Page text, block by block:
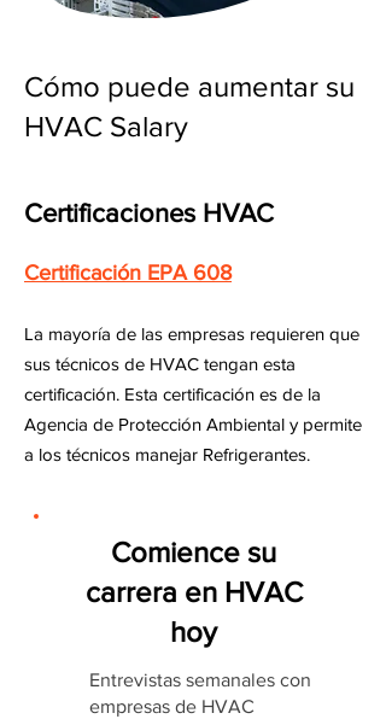
Cómo puede aumentar su
HVAC Salary
Certificaciones HVAC
Certificación EPA 608
La mayoría de las empresas requieren que
sus técnicos de HVAC tengan esta
certificación. Esta certificación es de la
Agencia de Protección Ambiental y permite
a los técnicos manejar Refrigerantes.
Comience su
carrera en HVAC
hoy
Entrevistas semanales con
empresas de HVAC